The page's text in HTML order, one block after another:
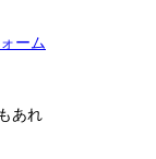
ーム
あれ